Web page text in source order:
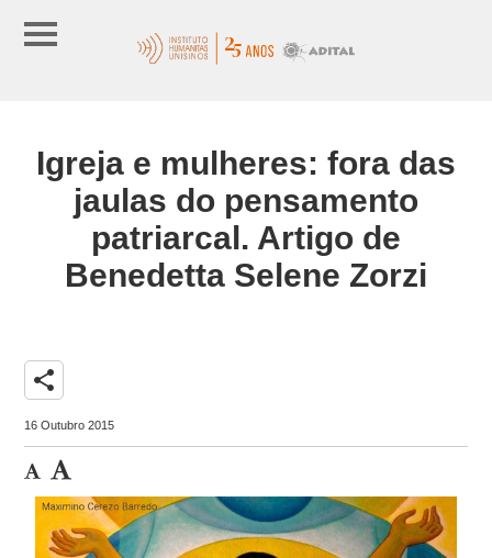
Igreja e mulheres: fora das
jaulas do pensamento
patriarcal. Artigo de
Benedetta Selene Zorzi
share
16 Outubro 2015